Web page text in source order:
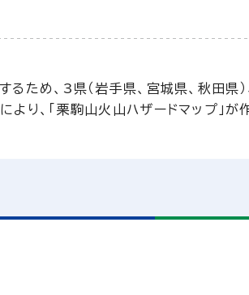
め、3県（岩手県、宮城県、秋田県）
、「栗駒山火山ハザードマップ」が